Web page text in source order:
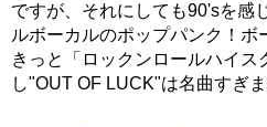
ですが、それにしても90'sを
ルボーカルのポップパンク！ボ
きっと「ロックンロールハイス
し"OUT OF LUCK"は名曲すぎ